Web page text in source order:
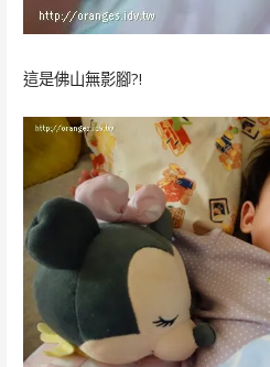
這是佛山無影腳?!